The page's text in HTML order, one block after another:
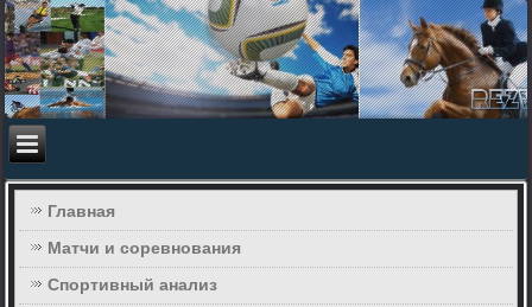
Главная
Матчи и соревнования
Спортивный анализ